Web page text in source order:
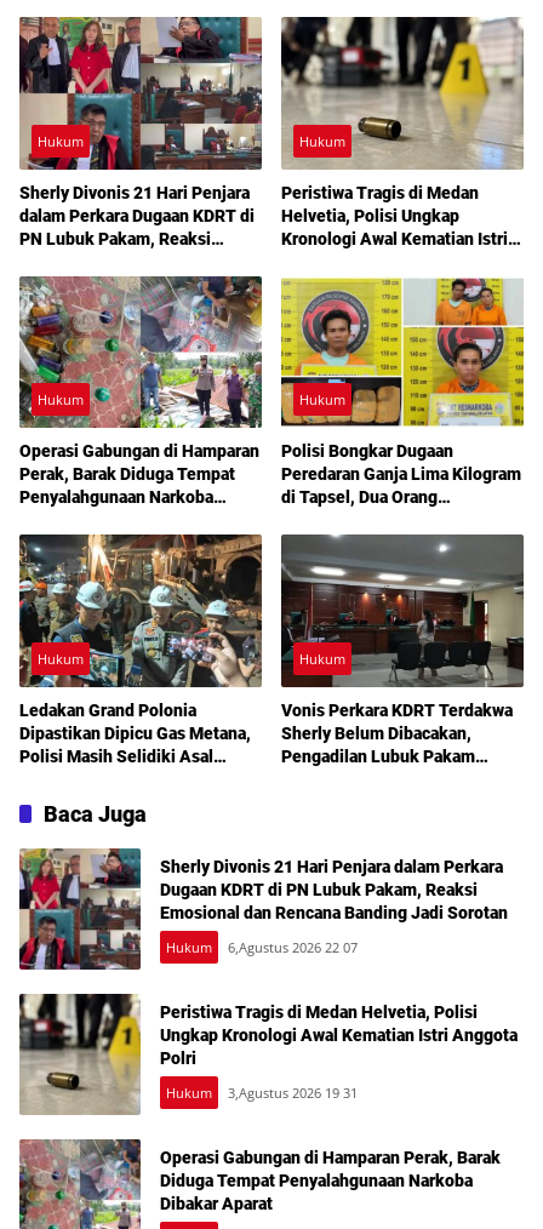
Hukum
Sherly Divonis 21 Hari Penjara
dalam Perkara Dugaan KDRT di
PN Lubuk Pakam, Reaksi
Banding Jadi Sorotan
Hukum
Peristiwa Tragis di Medan
Helvetia, Polisi Ungkap
Kronologi Awal Kematian Istri
Hukum
Operasi Gabungan di Hamparan
Perak, Barak Diduga Tempat
Penyalahgunaan Narkoba
Hukum
Polisi Bongkar Dugaan
Peredaran Ganja Lima Kilogram
di Tapsel, Dua Orang
Hukum
Ledakan Grand Polonia
Dipastikan Dipicu Gas Metana,
Polisi Masih Selidiki Asal
Hukum
Vonis Perkara KDRT Terdakwa
Sherly Belum Dibacakan,
Pengadilan Lubuk Pakam
Baca Juga
Sherly Divonis 21 Hari Penjara dalam Perkara
Dugaan KDRT di PN Lubuk Pakam, Reaksi
Emosional dan Rencana Banding Jadi Sorotan
Hukum 6,Agustus 2026 22 07
Peristiwa Tragis di Medan Helvetia, Polisi
Ungkap Kronologi Awal Kematian Istri Anggota
Polri
Hukum 3,Agustus 2026 19 31
Operasi Gabungan di Hamparan Perak, Barak
Diduga Tempat Penyalahgunaan Narkoba
Dibakar Aparat